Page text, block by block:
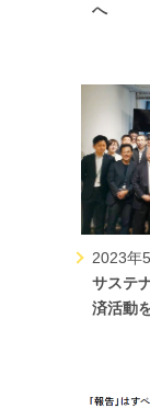
へ
2023年
サステ
済活動